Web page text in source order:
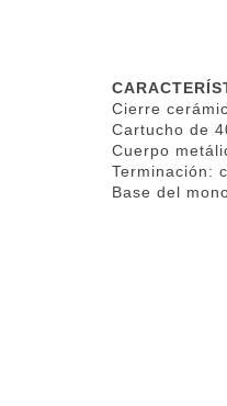
Cierre
Cartucho de
Cuerpo
Terminación:
Base del